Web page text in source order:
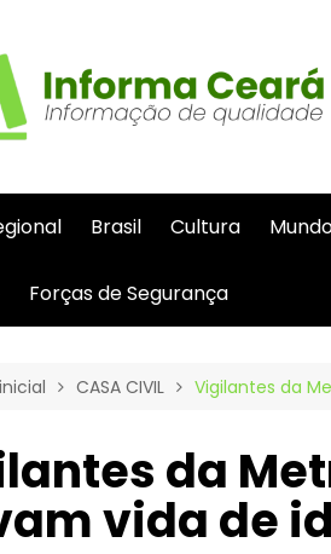
Brasil Cultura
Forças de Segurança
CASA CIVIL Vigilantes da
da
vida de